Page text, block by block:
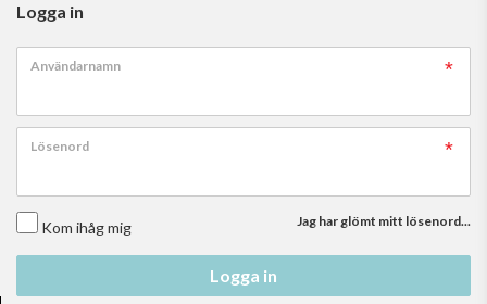
Logga in
Användarnamn
Lösenord
Kom ihåg mig Jag har glömt mitt lösenord...
Logga in